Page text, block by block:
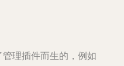
理插件而生的，例如